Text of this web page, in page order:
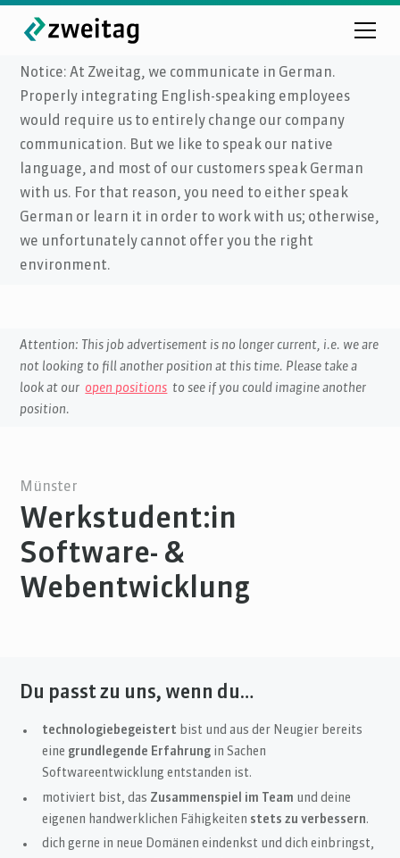
Notice: At Zweitag, we communicate in German.
Properly integrating English-speaking employees
would require us to entirely change our company
communication. But we like to speak our native
language, and most of our customers speak German
with us. For that reason, you need to either speak
German or learn it in order to work with us; otherwise,
we unfortunately cannot offer you the right
environment.
Attention: This job advertisement is no longer current, i.e. we are
not looking to fill another position at this time. Please take a
look at our open positions to see if you could imagine another
position.
Münster
Werkstudent:in
Software- &
Webentwicklung
Du passt zu uns, wenn du…
technologiebegeistert bist und aus der Neugier bereits
eine grundlegende Erfahrungin Sachen
Softwareentwicklung entstanden ist.
motiviert bist, das Zusammenspiel im Team und deine
eigenen handwerklichen Fähigkeiten stets zu verbessern.
dich gerne in neue Domänen eindenkst und dich einbringst,